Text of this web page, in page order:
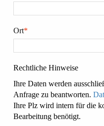
*
Ort
Rechtliche Hinweise
Ihre Daten werden
Anfrage zu beantworten.
Ihre Plz wird intern für die
Bearbeitung benötigt.